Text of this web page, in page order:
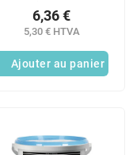
ml
5,30 € HTVA
6,36 €
Ajouter au panier